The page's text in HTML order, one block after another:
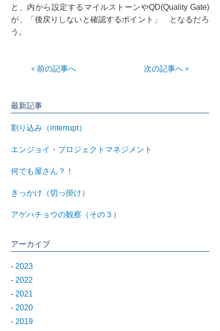
と、内から設定するマイルストーンやQD(Quality Gate)
が、「後戻りしないと確認するポイント」 となるだろ
う。
< 前の記事へ 次の記事へ >
最新記事
割り込み（interrupt）
エンジョイ・プロジェクトマネジメント
何でも屋さん？！
きっかけ（切っ掛け）
アゲハチョウの観察（その３）
アーカイブ
- 2023
- 2022
- 2021
- 2020
- 2019